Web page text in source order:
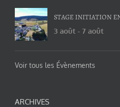
STAGE INITIATION
3 août - 7 août
Voir tous les Évènements
ARCHIVES